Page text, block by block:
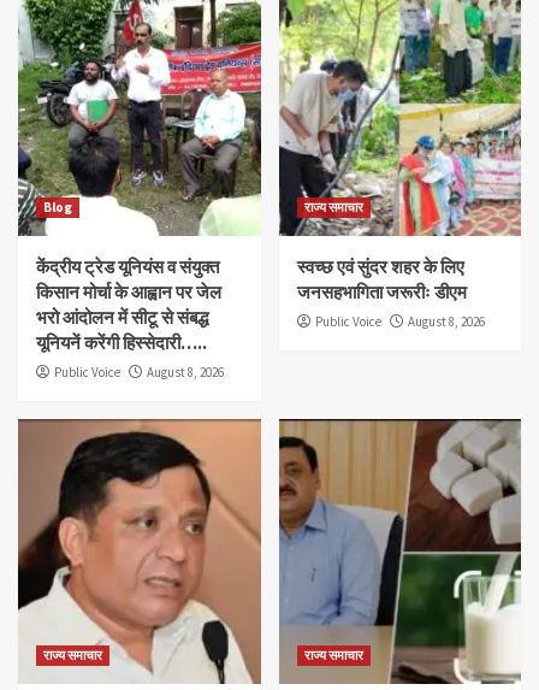
Blog
केंद्रीय ट्रेड यूनियंस व संयुक्त
किसान मोर्चा के आह्वान पर जेल
भरो आंदोलन में सीटू से संबद्ध
यूनियनें करेंगी हिस्सेदारी…..
Public Voice August 8, 2026
राज्य समाचार
स्वच्छ एवं सुंदर शहर के लिए
जनसहभागिता जरूरीः डीएम
Public Voice August 8, 2026
राज्य समाचार राज्य समाचार